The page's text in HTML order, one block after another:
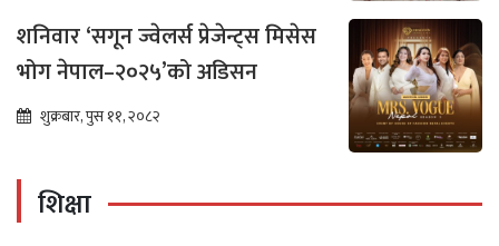
शनिवार ‘सगून ज्वेलर्स प्रेजेन्ट्स मिसेस
भोग नेपाल–२०२५’को अडिसन
शुक्रबार, पुस ११, २०८२
शिक्षा